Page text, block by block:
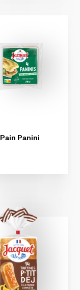
Pain Panini